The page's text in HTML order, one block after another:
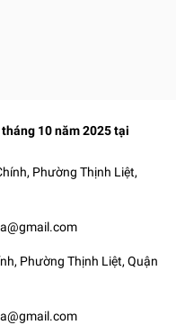
10 năm 2025 tại
Phường Thịnh Liệt,
Phường Thịnh Liệt, Quận